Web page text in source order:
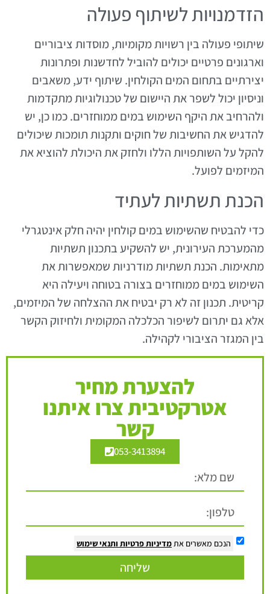
הזדמנויות לשיתוף פעולה
שיתופי פעולה בין רשויות מקומיות, מוסדות ציבוריים
וארגונים פרטיים יכולים להוביל לחדשנות ופתרונות
יצירתיים בתחום המים הקולחין. שיתוף ידע, משאבים
וניסיון יכול לשפר את היישום של טכנולוגיות מתקדמות
ולהרחיב את היקף השימוש במים ממוחזרים. כמו כן, יש
להדגיש את החשיבות של חוקים ותקנות תומכות שיכולים
להקל על השותפויות הללו ולחזק את היכולת להוציא את
המיזמים לפועל.
הכנת תשתיות לעתיד
כדי להבטיח שהשימוש במים קולחין יהיה חלק אינטגרלי
מהמערכת העירונית, יש להשקיע בתכנון תשתיות
מתאימות. הכנת תשתיות מודרניות שמאפשרות את
השימוש במים ממוחזרים בצורה בטוחה ויעילה היא
קריטית. תכנון זה לא רק יבטיח את ההצלחה של המיזמים,
אלא גם יתרום לשיפור הכלכלה המקומית ולחיזוק הקשר
בין המגזר הציבורי לקהילה.
להצערת מחיר
אטרקטיבית צרו איתנו
קשר
053-3413894
הנכם מאשרים אתמדיניות פרטיות ותנאי שימוש
שליחה